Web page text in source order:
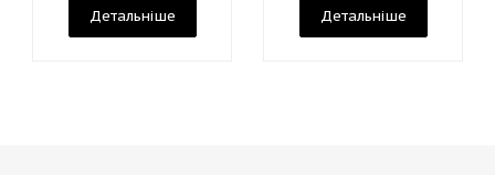
Детальніше Детальніше